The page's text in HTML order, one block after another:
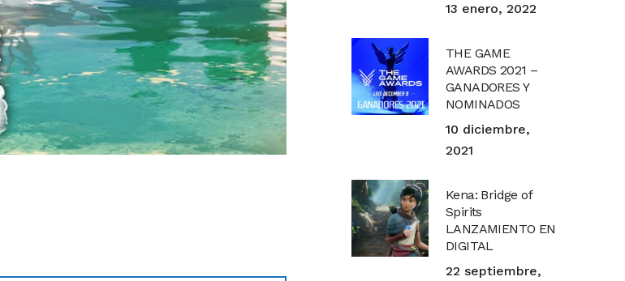
13 enero, 2022
THE GAME
AWARDS 2021 –
GANADORES Y
NOMINADOS
10 diciembre,
2021
Kena: Bridge of
Spirits
LANZAMIENTO EN
DIGITAL
22 septiembre,